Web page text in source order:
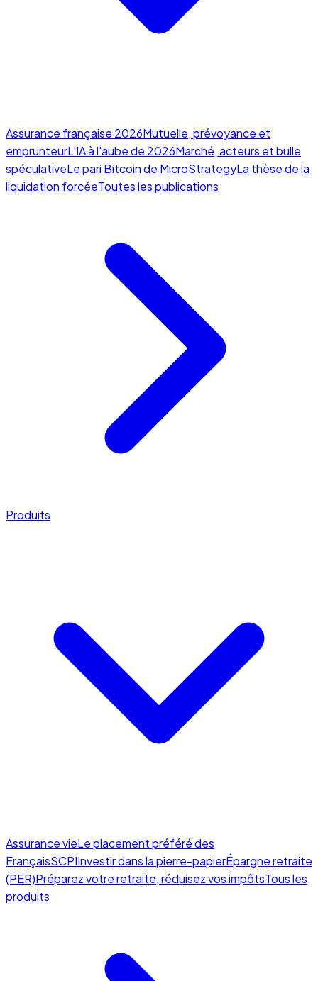
Assurance française 2026Mutuelle, prévoyance et
emprunteurL'IA à l'aube de 2026Marché, acteurs et bulle
spéculativeLe pari Bitcoin de MicroStrategyLa thèse de la
liquidation forcéeToutes les publications
Produits
Assurance vieLe placement préféré des
FrançaisSCPIInvestir dans la pierre-papierÉpargne retraite
(PER)Préparez votre retraite, réduisez vos impôtsTous les
produits